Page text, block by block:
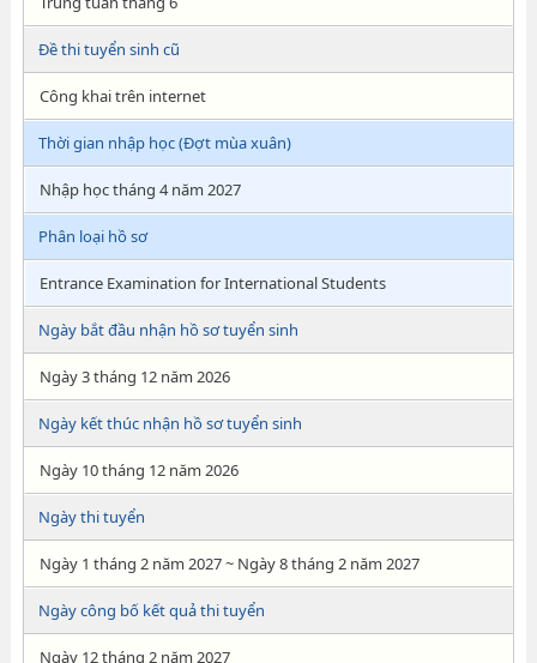
Đề thi tuyển sinh cũ
Công khai trên internet
Thời gian nhập học (Đợt mùa xuân)
Nhập học tháng 4 năm 2027
Phân loại hồ sơ
Entrance Examination for International Students
Ngày bắt đầu nhận hồ sơ tuyển sinh
Ngày 3 tháng 12 năm 2026
Ngày kết thúc nhận hồ sơ tuyển sinh
Ngày 10 tháng 12 năm 2026
Ngày thi tuyển
Ngày 1 tháng 2 năm 2027 ~ Ngày 8 tháng 2 năm 2027
Ngày công bố kết quả thi tuyển
Ngày 12 tháng 2 năm 2027